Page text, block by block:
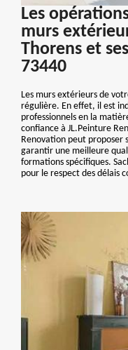
Les
murs
Thorens et
73440
Les murs extérieurs de
régulière. En effet, il est
professionnels en la
confiance à JL.Peinture
Renovation peut proposer
garantir une meilleure
formations spécifiques.
pour le respect des délais